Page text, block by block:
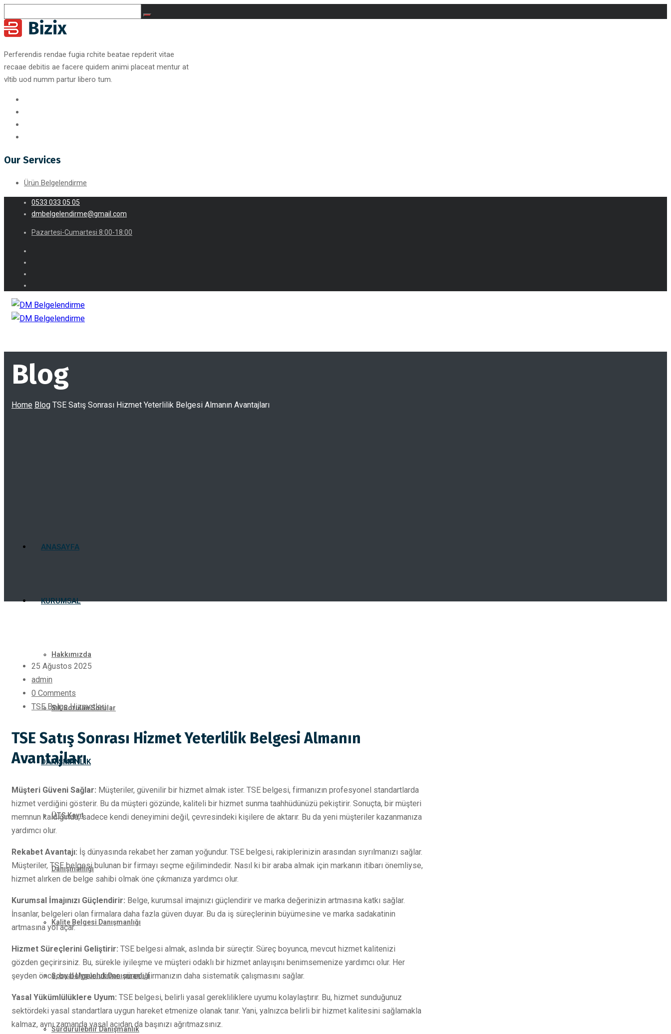
Perferendis rendae fugia rchite beatae repderit vitae
recaae debitis ae facere quidem animi placeat mentur at
vltib uod numm partur libero tum.
Our Services
Ürün Belgelendirme
0533 033 05 05
dmbelgelendirme@gmail.com
Pazartesi-Cumartesi 8:00-18:00
ANASAYFA
KURUMSAL
Hakkımızda
Sık Sorulan Sorular
DANIŞMANLIK
ÜTS Kayıt
Danışmanlığı
Kalite Belgesi Danışmanlığı
Sosyal Uygunluk Danışmanlığı
Sürdürülebilir Danışmanlık
Blog
Home Blog TSE Satış Sonrası Hizmet Yeterlilik Belgesi Almanın Avantajları
25 Ağustos 2025
admin
0 Comments
TSE Belge Hizmetleri
TSE Satış Sonrası Hizmet Yeterlilik Belgesi Almanın
Avantajları
Müşteri Güveni Sağlar: Müşteriler, güvenilir bir hizmet almak ister. TSE belgesi, firmanızın profesyonel standartlarda
hizmet verdiğini gösterir. Bu da müşteri gözünde, kaliteli bir hizmet sunma taahhüdünüzü pekiştirir. Sonuçta, bir müşteri
memnun kaldığında, sadece kendi deneyimini değil, çevresindeki kişilere de aktarır. Bu da yeni müşteriler kazanmanıza
yardımcı olur.
Rekabet Avantajı: İş dünyasında rekabet her zaman yoğundur. TSE belgesi, rakiplerinizin arasından sıyrılmanızı sağlar.
Müşteriler, TSE belgesi bulunan bir firmayı seçme eğilimindedir. Nasıl ki bir araba almak için markanın itibarı önemliyse,
hizmet alırken de belge sahibi olmak öne çıkmanıza yardımcı olur.
Kurumsal İmajınızı Güçlendirir: Belge, kurumsal imajınızı güçlendirir ve marka değerinizin artmasına katkı sağlar.
İnsanlar, belgeleri olan firmalara daha fazla güven duyar. Bu da iş süreçlerinin büyümesine ve marka sadakatinin
artmasına yol açar.
Hizmet Süreçlerini Geliştirir: TSE belgesi almak, aslında bir süreçtir. Süreç boyunca, mevcut hizmet kalitenizi
gözden geçirirsiniz. Bu, sürekle iyileşme ve müşteri odaklı bir hizmet anlayışını benimsemenize yardımcı olur. Her
şeyden önce, bu belgelendirme süreci, firmanızın daha sistematik çalışmasını sağlar.
Yasal Yükümlülüklere Uyum: TSE belgesi, belirli yasal gerekliliklere uyumu kolaylaştırır. Bu, hizmet sunduğunuz
sektördeki yasal standartlara uygun hareket etmenize olanak tanır. Yani, yalnızca belirli bir hizmet kalitesini sağlamakla
kalmaz, aynı zamanda yasal açıdan da başınızı ağrıtmazsınız.